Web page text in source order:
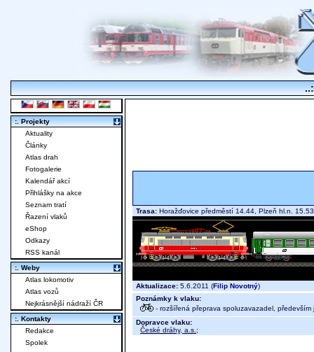
Trasa: Horažďovice předměstí 14.44, Plzeň hl.n.
Aktualizace: 5.6.2011 (Filip Novotný)
Poznámky k vlaku:
- rozšířená přeprava spoluzavazadel, především
Dopravce vlaku:
České dráhy, a.s. ;
:. Projekty
Aktuality
Články
Atlas drah
Fotogalerie
Kalendář akcí
Přihlášky na akce
Seznam tratí
Řazení vlaků
eShop
Odkazy
RSS kanál
:. Weby
Atlas lokomotiv
Atlas vozů
Nejkrásnější nádraží ČR
:. Kontakty
Redakce
Spolek